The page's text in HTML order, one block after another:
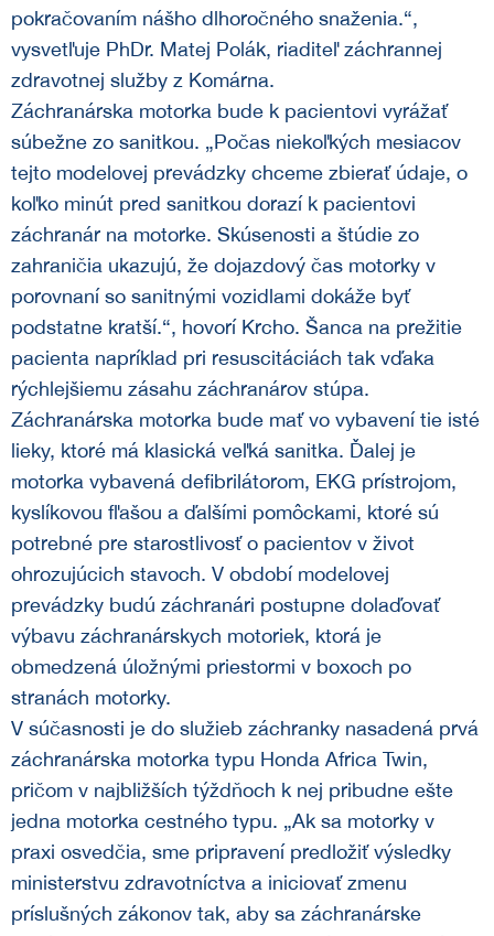
pokračovaním nášho dlhoročného snaženia.“,
vysvetľuje PhDr. Matej Polák, riaditeľ záchrannej
zdravotnej služby z Komárna.
Záchranárska motorka bude k pacientovi vyrážať
súbežne zo sanitkou. „Počas niekoľkých mesiacov
tejto modelovej prevádzky chceme zbierať údaje, o
koľko minút pred sanitkou dorazí k pacientovi
záchranár na motorke. Skúsenosti a štúdie zo
zahraničia ukazujú, že dojazdový čas motorky v
porovnaní so sanitnými vozidlami dokáže byť
podstatne kratší.“, hovorí Krcho. Šanca na prežitie
pacienta napríklad pri resuscitáciách tak vďaka
rýchlejšiemu zásahu záchranárov stúpa.
Záchranárska motorka bude mať vo vybavení tie isté
lieky, ktoré má klasická veľká sanitka. Ďalej je
motorka vybavená defibrilátorom, EKG prístrojom,
kyslíkovou fľašou a ďalšími pomôckami, ktoré sú
potrebné pre starostlivosť o pacientov v život
ohrozujúcich stavoch. V období modelovej
prevádzky budú záchranári postupne dolaďovať
výbavu záchranárskych motoriek, ktorá je
obmedzená úložnými priestormi v boxoch po
stranách motorky.
V súčasnosti je do služieb záchranky nasadená prvá
záchranárska motorka typu Honda Africa Twin,
pričom v najbližších týždňoch k nej pribudne ešte
jedna motorka cestného typu. „Ak sa motorky v
praxi osvedčia, sme pripravení predložiť výsledky
ministerstvu zdravotníctva a iniciovať zmenu
príslušných zákonov tak, aby sa záchranárske